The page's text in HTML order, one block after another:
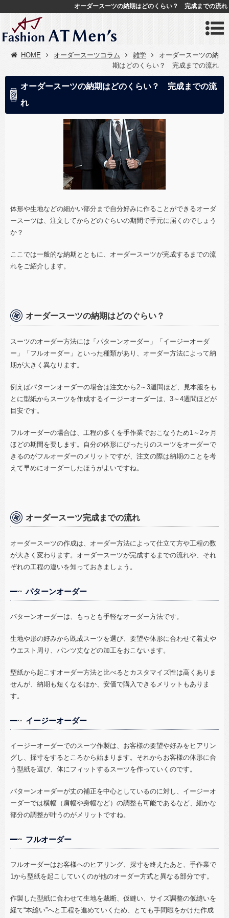
オーダースーツの納期はどのくらい？ 完成までの流れ
HOME オーダースーツコラム 雑学
オーダースーツの納
期はどのくらい？ 完成までの流れ
オーダースーツの納期はどのくらい？ 完成までの流
れ
体形や生地などの細かい部分まで自分好みに作ることができるオーダ
ースーツは、注文してからどのぐらいの期間で手元に届くのでしょう
か？
ここでは一般的な納期とともに、オーダースーツが完成するまでの流
れをご紹介します。
オーダースーツの納期はどのぐらい？
スーツのオーダー方法には「パターンオーダー」「イージーオーダ
ー」「フルオーダー」といった種類があり、オーダー方法によって納
期が大きく異なります。
例えばパターンオーダーの場合は注文から 2～ 3週間ほど、見本服をも
とに型紙からスーツを作成するイージーオーダーは、 3～ 4週間ほどが
目安です。
フルオーダーの場合は、工程の多くを手作業でおこなうため1 ～ 2ヶ月
ほどの期間を要します。自分の体形にぴったりのスーツをオーダーで
きるのがフルオーダーのメリットですが、注文の際は納期のことを考
えて早めにオーダーしたほうがよいですね。
オーダースーツ完成までの流れ
オーダースーツの作成は、オーダー方法によって仕立て方や工程の数
が大きく変わります。オーダースーツが完成するまでの流れや、それ
ぞれの工程の違いを知っておきましょう。
パターンオーダー
パターンオーダーは、もっとも手軽なオーダー方法です。
生地や形の好みから既成スーツを選び、要望や体形に合わせて着丈や
ウエスト周り、パンツ丈などの加工をおこないます。
型紙から起こすオーダー方法と比べるとカスタマイズ性は高くありま
せんが、納期も短くなるほか、安価で購入できるメリットもありま
す。
イージーオーダー
イージーオーダーでのスーツ作製は、お客様の要望や好みをヒアリン
グし、採寸をするところから始まります。それからお客様の体形に合
う型紙を選び、体にフィットするスーツを作っていくのです。
パターンオーダーが丈の補正を中心としているのに対し、イージーオ
ーダーでは横幅（肩幅や身幅など）の調整も可能であるなど、細かな
部分の調整が叶うのがメリットですね。
フルオーダー
フルオーダーはお客様へのヒアリング、採寸を終えたあと、手作業で
1 から型紙を起こしていくのが他のオーダー方式と異なる部分です。
作製した型紙に合わせて生地を裁断、仮縫い、サイズ調整の仮縫いを
経て“本縫い”へと工程を進めていくため、とても手間暇をかけた作成